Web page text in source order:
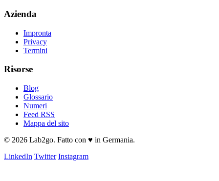
Azienda
Impronta
Privacy
Termini
Risorse
Blog
Glossario
Numeri
Feed RSS
Mappa del sito
© 2026 Lab2go. Fatto con ♥ in Germania.
LinkedIn Twitter Instagram